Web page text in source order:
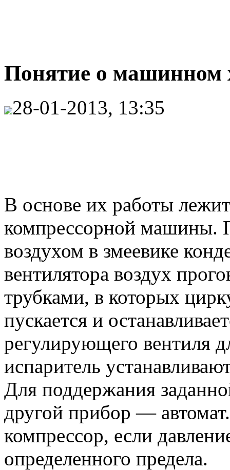
Понятие о машинном
28-01-2013, 13:35
В основе их работы
компрессорной машины.
воздухом в змеевике
вентилятора воздух
трубками, в которых
пускается и
регулирующего вентиля
испаритель
Для поддержания
другой прибор —
компрессор, если
определенного предела.